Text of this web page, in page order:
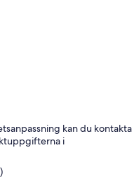
kan du kontakta
i